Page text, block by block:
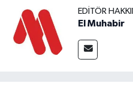
EDITÖR
El Muhabir